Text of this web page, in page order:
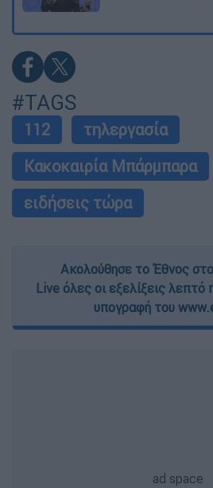
#TAGS
112
τηλεργασία
Κακοκαιρία Μπάρμπαρα
ειδήσεις τώρα
Ακολούθησε το Έθνος
Live όλες οι εξελίξεις
υπογραφή του